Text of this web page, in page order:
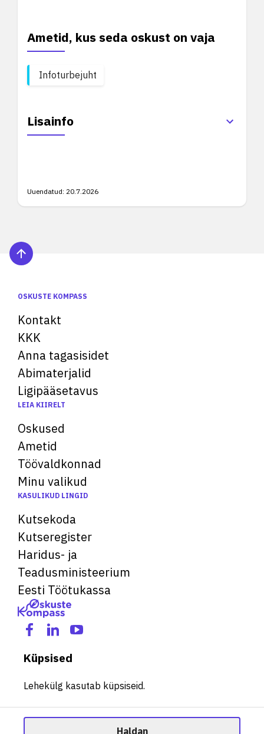
Ametid, kus seda oskust on vaja
Infoturbejuht
Lisainfo
Uuendatud: 20.7.2026
OSKUSTE KOMPASS
Kontakt
KKK
Anna tagasisidet
Abimaterjalid
Ligipääsetavus
LEIA KIIRELT
Oskused
Ametid
Töövaldkonnad
Minu valikud
KASULIKUD LINGID
Kutsekoda
Kutseregister
Haridus- ja
Teadusministeerium
Eesti Töötukassa
Küpsised
Lehekülg kasutab küpsiseid.
Haldan